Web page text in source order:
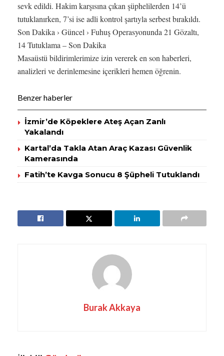
sevk edildi. Hakim karşısına çıkan şüphelilerden 14’ü
tutuklanırken, 7’si ise adli kontrol şartıyla serbest bırakıldı.
Son Dakika › Güncel › Fuhuş Operasyonunda 21 Gözaltı,
14 Tutuklama – Son Dakika
Masaüstü bildirimlerimize izin vererek en son haberleri,
analizleri ve derinlemesine içerikleri hemen öğrenin.
Benzer haberler
İzmir’de Köpeklere Ateş Açan Zanlı
Yakalandı
Kartal’da Takla Atan Araç Kazası Güvenlik
Kamerasında
Fatih’te Kavga Sonucu 8 Şüpheli Tutuklandı
Burak Akkaya